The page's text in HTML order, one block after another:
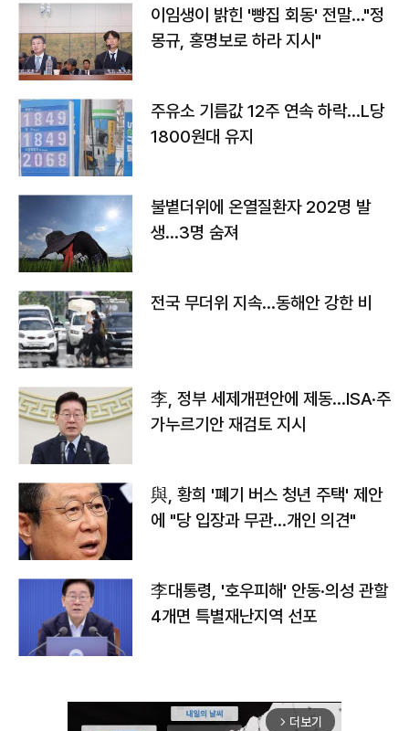
이임생이 밝힌 '빵집 회동' 전말…"정
몽규, 홍명보로 하라 지시"
주유소 기름값 12주 연속 하락…L당
1800원대 유지
불볕더위에 온열질환자 202명 발
생…3명 숨져
전국 무더위 지속…동해안 강한 비
李, 정부 세제개편안에 제동…ISA·주
가누르기안 재검토 지시
與, 황희 '폐기 버스 청년 주택' 제안
에 "당 입장과 무관…개인 의견"
李대통령, '호우피해' 안동·의성 관할
4개면 특별재난지역 선포
arrow_forward_ios 더보기